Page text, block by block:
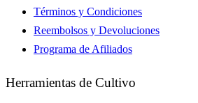
Términos y Condiciones
Reembolsos y Devoluciones
Programa de Afiliados
Herramientas de Cultivo